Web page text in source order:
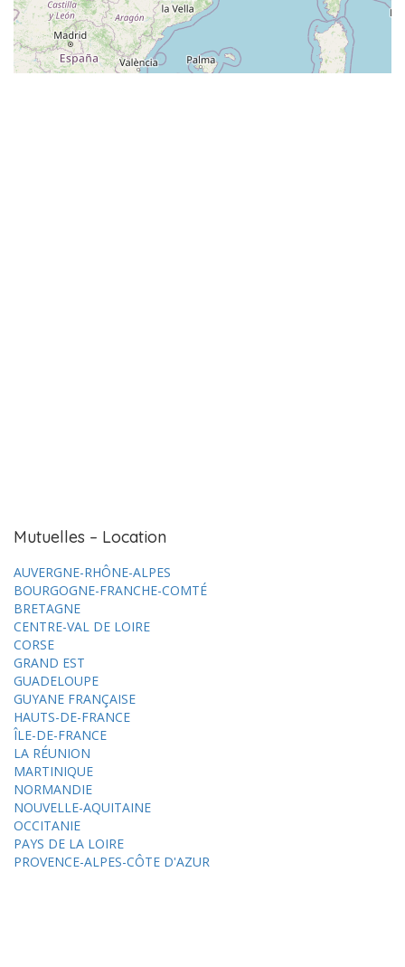
Mutuelles – Location
AUVERGNE-RHÔNE-ALPES
BOURGOGNE-FRANCHE-COMTÉ
BRETAGNE
CENTRE-VAL DE LOIRE
CORSE
GRAND EST
GUADELOUPE
GUYANE FRANÇAISE
HAUTS-DE-FRANCE
ÎLE-DE-FRANCE
LA RÉUNION
MARTINIQUE
NORMANDIE
NOUVELLE-AQUITAINE
OCCITANIE
PAYS DE LA LOIRE
PROVENCE-ALPES-CÔTE D'AZUR